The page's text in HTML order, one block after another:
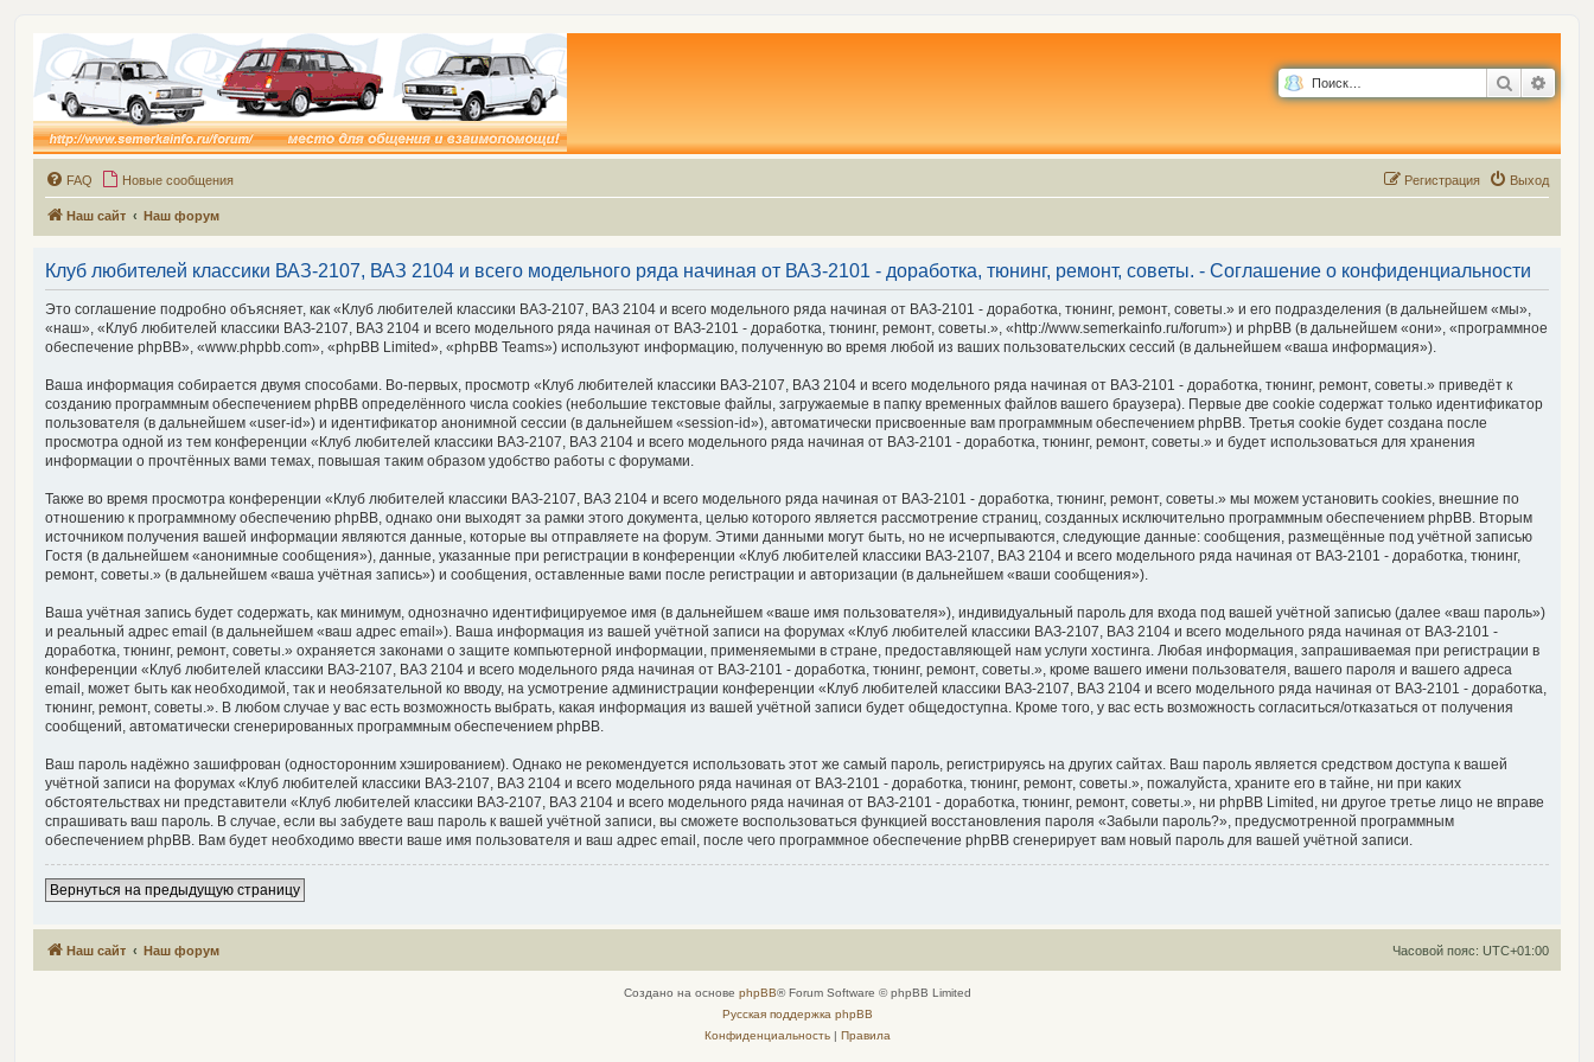
Поиск
FAQ Новые сообщения Выход
Регистрация
Наш сайт Наш форум
Клуб любителей классики ВАЗ-2107, ВАЗ 2104 и всего модельного ряда начиная от ВАЗ-2101 - доработка, тюнинг, ремонт, советы. - Соглашение о конфиденциальности
Это соглашение подробно объясняет, как «Клуб любителей классики ВАЗ-2107, ВАЗ 2104 и всего модельного ряда начиная от ВАЗ-2101 - доработка, тюнинг, ремонт, советы.» и его подразделения (в дальнейшем «мы»,
«наш», «Клуб любителей классики ВАЗ-2107, ВАЗ 2104 и всего модельного ряда начиная от ВАЗ-2101 - доработка, тюнинг, ремонт, советы.», «http://www.semerkainfo.ru/forum») и phpBB (в дальнейшем «они», «программное
обеспечение phpBB», «www.phpbb.com», «phpBB Limited», «phpBB Teams») используют информацию, полученную во время любой из ваших пользовательских сессий (в дальнейшем «ваша информация»).
Ваша информация собирается двумя способами. Во-первых, просмотр «Клуб любителей классики ВАЗ-2107, ВАЗ 2104 и всего модельного ряда начиная от ВАЗ-2101 - доработка, тюнинг, ремонт, советы.» приведёт к
созданию программным обеспечением phpBB определённого числа cookies (небольшие текстовые файлы, загружаемые в папку временных файлов вашего браузера). Первые две cookie содержат только идентификатор
пользователя (в дальнейшем «user-id») и идентификатор анонимной сессии (в дальнейшем «session-id»), автоматически присвоенные вам программным обеспечением phpBB. Третья cookie будет создана после
просмотра одной из тем конференции «Клуб любителей классики ВАЗ-2107, ВАЗ 2104 и всего модельного ряда начиная от ВАЗ-2101 - доработка, тюнинг, ремонт, советы.» и будет использоваться для хранения
информации о прочтённых вами темах, повышая таким образом удобство работы с форумами.
Также во время просмотра конференции «Клуб любителей классики ВАЗ-2107, ВАЗ 2104 и всего модельного ряда начиная от ВАЗ-2101 - доработка, тюнинг, ремонт, советы.» мы можем установить cookies, внешние по
отношению к программному обеспечению phpBB, однако они выходят за рамки этого документа, целью которого является рассмотрение страниц, созданных исключительно программным обеспечением phpBB. Вторым
источником получения вашей информации являются данные, которые вы отправляете на форум. Этими данными могут быть, но не исчерпываются, следующие данные: сообщения, размещённые под учётной записью
Гостя (в дальнейшем «анонимные сообщения»), данные, указанные при регистрации в конференции «Клуб любителей классики ВАЗ-2107, ВАЗ 2104 и всего модельного ряда начиная от ВАЗ-2101 - доработка, тюнинг,
ремонт, советы.» (в дальнейшем «ваша учётная запись») и сообщения, оставленные вами после регистрации и авторизации (в дальнейшем «ваши сообщения»).
Ваша учётная запись будет содержать, как минимум, однозначно идентифицируемое имя (в дальнейшем «ваше имя пользователя»), индивидуальный пароль для входа под вашей учётной записью (далее «ваш пароль»)
и реальный адрес email (в дальнейшем «ваш адрес email»). Ваша информация из вашей учётной записи на форумах «Клуб любителей классики ВАЗ-2107, ВАЗ 2104 и всего модельного ряда начиная от ВАЗ-2101 -
доработка, тюнинг, ремонт, советы.» охраняется законами о защите компьютерной информации, применяемыми в стране, предоставляющей нам услуги хостинга. Любая информация, запрашиваемая при регистрации в
конференции «Клуб любителей классики ВАЗ-2107, ВАЗ 2104 и всего модельного ряда начиная от ВАЗ-2101 - доработка, тюнинг, ремонт, советы.», кроме вашего имени пользователя, вашего пароля и вашего адреса
email, может быть как необходимой, так и необязательной ко вводу, на усмотрение администрации конференции «Клуб любителей классики ВАЗ-2107, ВАЗ 2104 и всего модельного ряда начиная от ВАЗ-2101 - доработка,
тюнинг, ремонт, советы.». В любом случае у вас есть возможность выбрать, какая информация из вашей учётной записи будет общедоступна. Кроме того, у вас есть возможность согласиться/отказаться от получения
сообщений, автоматически сгенерированных программным обеспечением phpBB.
Ваш пароль надёжно зашифрован (односторонним хэшированием). Однако не рекомендуется использовать этот же самый пароль, регистрируясь на других сайтах. Ваш пароль является средством доступа к вашей
учётной записи на форумах «Клуб любителей классики ВАЗ-2107, ВАЗ 2104 и всего модельного ряда начиная от ВАЗ-2101 - доработка, тюнинг, ремонт, советы.», пожалуйста, храните его в тайне, ни при каких
обстоятельствах ни представители «Клуб любителей классики ВАЗ-2107, ВАЗ 2104 и всего модельного ряда начиная от ВАЗ-2101 - доработка, тюнинг, ремонт, советы.», ни phpBB Limited, ни другое третье лицо не вправе
спрашивать ваш пароль. В случае, если вы забудете ваш пароль к вашей учётной записи, вы сможете воспользоваться функцией восстановления пароля «Забыли пароль?», предусмотренной программным
обеспечением phpBB. Вам будет необходимо ввести ваше имя пользователя и ваш адрес email, после чего программное обеспечение phpBB сгенерирует вам новый пароль для вашей учётной записи.
Вернуться на предыдущую страницу
Наш сайт Наш форум Часовой пояс: UTC+01:00
Создано на основе phpBB® Forum Software © phpBB Limited
Русская поддержка phpBB
Конфиденциальность| Правила